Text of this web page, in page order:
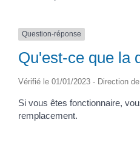
Question-réponse
Qu'est-ce que la
Vérifié le 01/01/2023 - Direction
Si vous êtes fonctionnaire,
remplacement.